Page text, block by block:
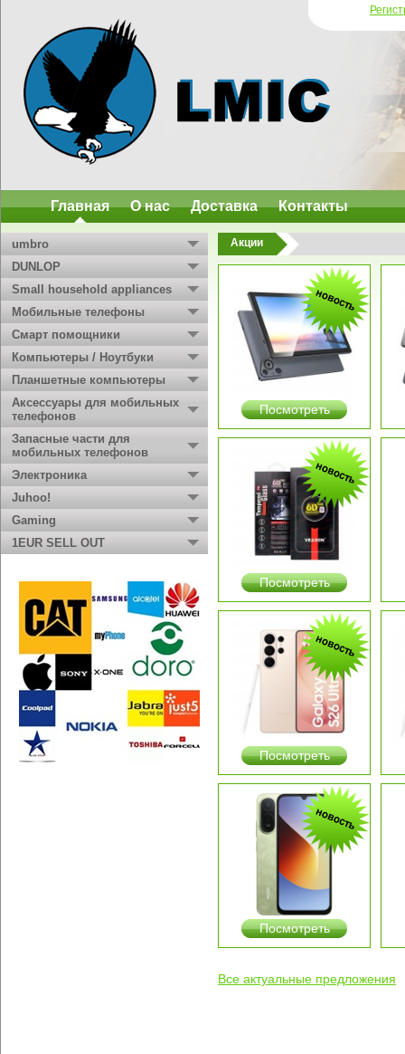
Главная О нас Доставка Контакты
umbro
DUNLOP
Small household appliances
Мобильные телефоны
Смарт помощники
Компьютеры / Ноутбуки
Планшетные компьютеры
Аксессуары для мобильных
телефонов
Запасные части для
мобильных телефонов
Электроника
Juhoo!
Gaming
1EUR SELL OUT
Акции
Посмотреть
Посмотреть
Посмотреть
Посмотреть
Все актуальные предложения